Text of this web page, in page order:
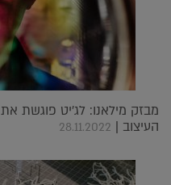
מבזק מילאנו: לג'יט פוגשת
העיצוב | 28.11.2022